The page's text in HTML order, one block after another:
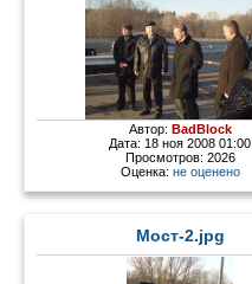
Автор: BadBlock
Дата: 18 ноя 2008 01:00
Просмотров: 2026
Оценка: не оценено
Мост-2.jpg